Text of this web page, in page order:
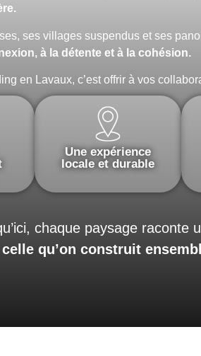
ses villages suspendus et ses
à la détente et à la cohésion.
en Lavaux, c’est offrir à vos
Une expérience
locale et durable
chaque paysage raconte
celle qu’on construit